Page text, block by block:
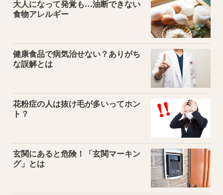
大人になって発覚も…油断できない
食物アレルギー
健康食品で病気治せない？ありがち
な誤解とは
花粉症の人は抜け毛が多いってホン
ト？
玄関にあると危険！「玄関マーキン
グ」とは